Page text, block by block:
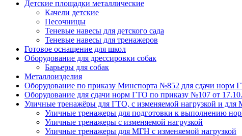
Детские площадки металлические
Качели детские
Песочницы
Теневые навесы для детского сада
Теневые навесы для тренажеров
Готовое оснащение для школ
Оборудование для дрессировки собак
Барьеры для собак
Металлоизделия
Оборудование по приказу Минспорта №852 для сдачи норм
Оборудование для сдачи норм ГТО по приказу №107 от
Уличные тренажёры для ГТО, с изменяемой нагрузкой и для
Уличные тренажеры для подготовки к выполнению
Уличные тренажеры с изменяемой нагрузкой
Уличные тренажеры для МГН с изменяемой нагрузкой